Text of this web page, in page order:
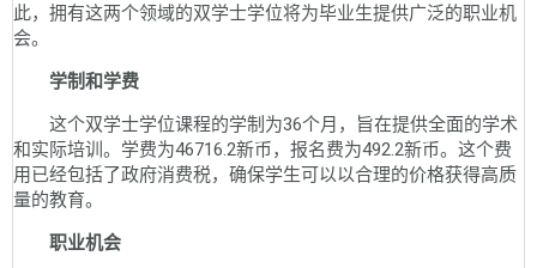
此，拥有这两个领域的双学士学位将为毕业生提供广泛的职业机
会。
学制和学费
这个双学士学位课程的学制为36个月，旨在提供全面的学术
和实际培训。学费为46716.2新币，报名费为492.2新币。这个费
用已经包括了政府消费税，确保学生可以以合理的价格获得高质
量的教育。
职业机会